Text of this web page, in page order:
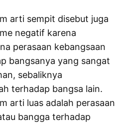
arti sempit disebut juga
negatif karena
perasaan kebangsaan
bangsanya yang sangat
sebaliknya
terhadap bangsa lain.
arti luas adalah perasaan
bangga terhadap